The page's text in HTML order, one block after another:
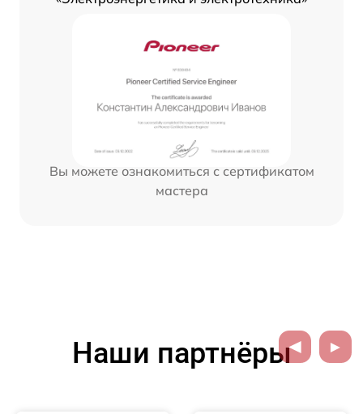
Вы можете ознакомиться с сертификатом
мастера
Наши партнёры